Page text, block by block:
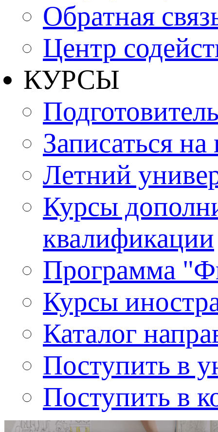
Обратная
Центр
КУРСЫ
Записаться
Летний
Курсы
квалификации
Программа
Курсы
Каталог
Поступить в
Поступить в